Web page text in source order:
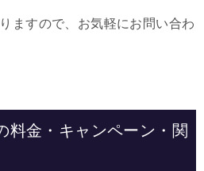
ますので、お気軽にお問い合わ
料金・キャンペーン・関